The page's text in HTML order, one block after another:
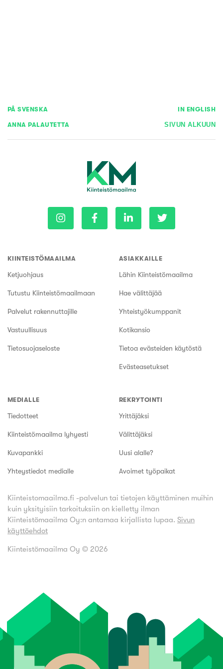
PÅ SVENSKA IN ENGLISH
ANNA PALAUTETTA SIVUN ALKUUN
KIINTEISTÖMAAILMA
Ketjuohjaus
Tutustu Kiinteistömaailmaan
Palvelut rakennuttajille
Vastuullisuus
Tietosuojaseloste
ASIAKKAILLE
Lähin Kiinteistömaailma
Hae välittäjää
Yhteistyökumppanit
Kotikansio
Tietoa evästeiden käytöstä
Evästeasetukset
MEDIALLE
Tiedotteet
Kiinteistömaailma lyhyesti
Kuvapankki
Yhteystiedot medialle
REKRYTOINTI
Yrittäjäksi
Välittäjäksi
Uusi alalle?
Avoimet työpaikat
Kiinteistomaailma.fi -palvelun tai tietojen käyttäminen muihin
kuin yksityisiin tarkoituksiin on kielletty ilman
Kiinteistömaailma Oy:n antamaa kirjallista lupaa. Sivun
käyttöehdot
Kiinteistömaailma Oy © 2026